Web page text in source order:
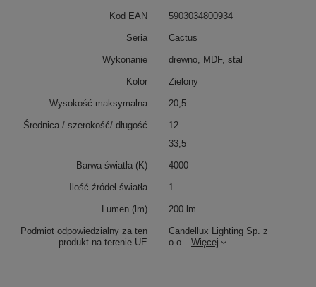
Podmiot odpowiedzialny za ten
produkt na terenie UE
Candellux Lighting Sp. z
o.o.
Więcej
Kod EAN 5903034800934
Seria Cactus
Wykonanie drewno, MDF, stal
Kolor Zielony
Wysokość maksymalna 20,5
Średnica / szerokość/ długość
12
33,5
Barwa światła (K) 4000
Ilość źródeł światła 1
Lumen (lm) 200 lm